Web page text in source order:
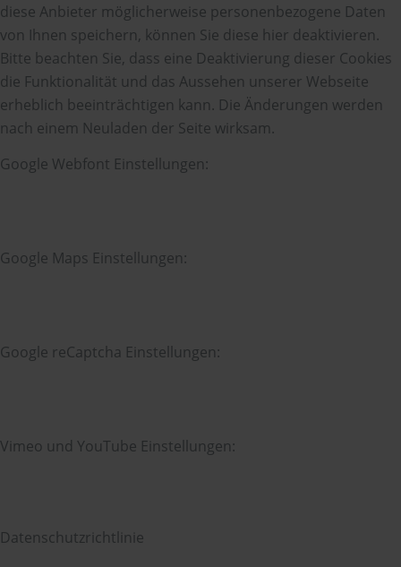
diese Anbieter möglicherweise personenbezogene Daten
von Ihnen speichern, können Sie diese hier deaktivieren.
Bitte beachten Sie, dass eine Deaktivierung dieser Cookies
die Funktionalität und das Aussehen unserer Webseite
erheblich beeinträchtigen kann. Die Änderungen werden
nach einem Neuladen der Seite wirksam.
Google Webfont Einstellungen:
Google Maps Einstellungen:
Google reCaptcha Einstellungen:
Vimeo und YouTube Einstellungen:
Datenschutzrichtlinie